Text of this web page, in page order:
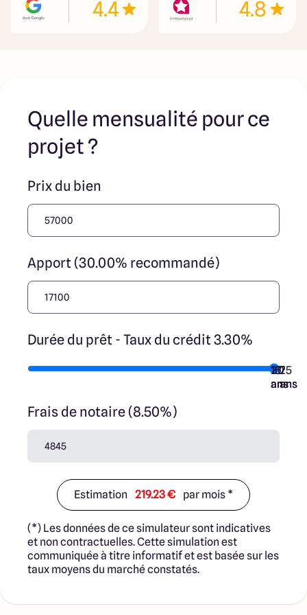
4.4 4.8
Quelle mensualité pour ce
projet ?
Prix du bien
Apport (30.00% recommandé)
Durée du prêt - Taux du crédit 3.30%
7
ans
10
ans
15
ans
20
ans
25
ans
Frais de notaire (8.50%)
Estimation 219.23 € par mois *
(*) Les données de ce simulateur sont indicatives
et non contractuelles. Cette simulation est
communiquée à titre informatif et est basée sur les
taux moyens du marché constatés.